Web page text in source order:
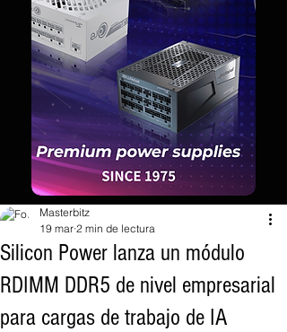
Silicon Power lanza un módulo
RDIMM DDR5 de nivel empresarial
para cargas de trabajo de IA
Masterbitz
19 mar 2 min de lectura